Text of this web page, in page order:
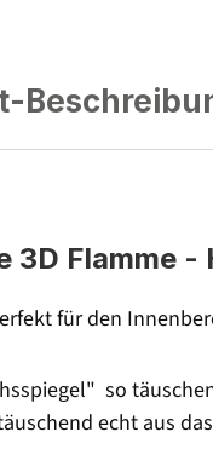
Flamme
für den
so
echt aus